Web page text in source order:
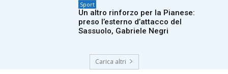
Sport
Un altro rinforzo per la Pianese:
preso l’esterno d’attacco del
Sassuolo, Gabriele Negri
Carica altri